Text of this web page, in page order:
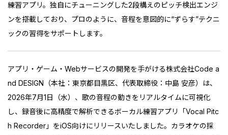
練習アプリ。独自にチューニングした2段構えのピッチ検出エンジ
ンを搭載しており、プロのように、音程を意図的に“ずらす”テクニ
ックの習得をサポートします。
アプリ・ゲーム・Webサービスの開発を手がける株式会社Code a
nd DESIGN（本社：東京都目黒区、代表取締役：中島 安彦）は、
2026年7月1日（水）、歌の音程の動きをリアルタイムに可視化
し、録音後に高精度で解析できるボーカル練習アプリ「Vocal Pitc
h Recorder」をiOS向けにリリースいたしました。カラオケの採